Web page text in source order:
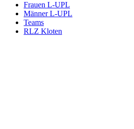
Frauen L-UPL
Männer L-UPL
Teams
RLZ Kloten